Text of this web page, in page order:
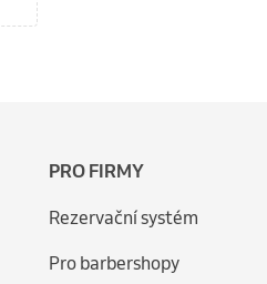
PRO FIRMY
Rezervační systém
Pro barbershopy